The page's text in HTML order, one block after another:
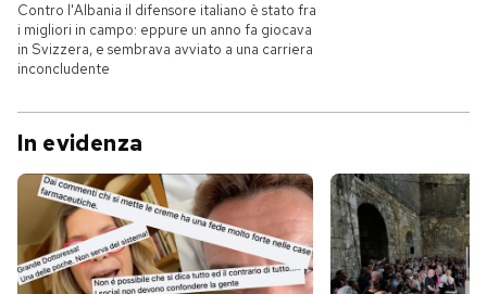
Contro l'Albania il difensore italiano è stato fra
i migliori in campo: eppure un anno fa giocava
in Svizzera, e sembrava avviato a una carriera
inconcludente
In evidenza